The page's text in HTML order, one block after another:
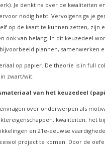
Je denkt na over de kwaliteiten
nodig hebt. Vervolgens ga je
op de kaart te kunnen zetten, zijn
ook van belang. In dit keuzedeel
plannen, samenwerken
op papier. De theorie is in full
zwart/wit.
van het keuzedeel
over onderwerpen als
kwaliteiten, het
en 21e-eeuwse
project te komen. Door de